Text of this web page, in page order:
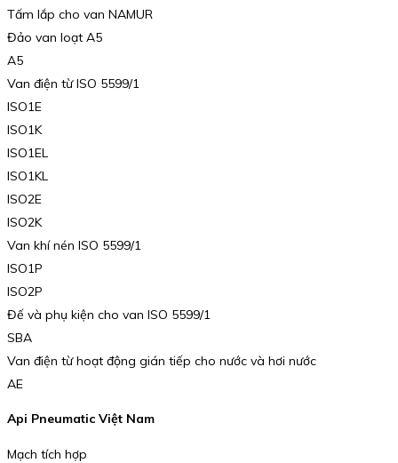
Tấm lắp cho van NAMUR
Đảo van loạt A5
A5
Van điện từ ISO 5599/1
ISO1E
ISO1K
ISO1EL
ISO1KL
ISO2E
ISO2K
Van khí nén ISO 5599/1
ISO1P
ISO2P
Đế và phụ kiện cho van ISO 5599/1
SBA
Van điện từ hoạt động gián tiếp cho nước và hơi nước
AE
Api Pneumatic Việt Nam
Mạch tích hợp